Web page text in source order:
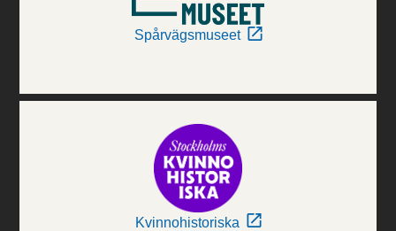
Spårvägsmuseet
Kvinnohistoriska